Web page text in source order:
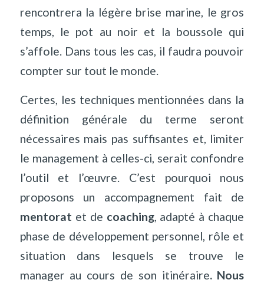
rencontrera la légère brise marine, le gros
temps, le pot au noir et la boussole qui
s’affole. Dans tous les cas, il faudra pouvoir
compter sur tout le monde.
Certes, les techniques mentionnées dans la
définition générale du terme seront
nécessaires mais pas suffisantes et, limiter
le management à celles-ci, serait confondre
l’outil et l’œuvre. C’est pourquoi nous
proposons un accompagnement fait de
mentorat et de coaching, adapté à chaque
phase de développement personnel, rôle et
situation dans lesquels se trouve le
manager au cours de son itinéraire. Nous